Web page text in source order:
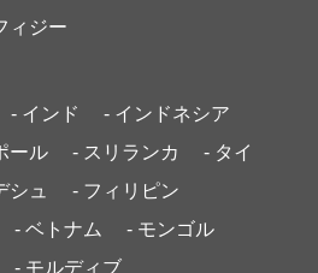
ィジー
- インド
- インドネシア
ール - スリランカ
- タイ
シュ
- フィリピン
- ベトナム
- モンゴル
- モルディブ